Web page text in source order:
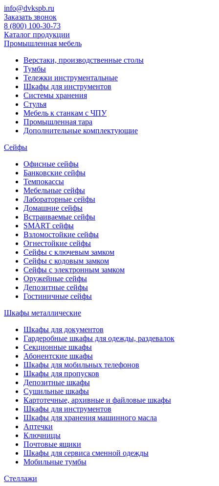
info@dvkspb.ru
Заказать звонок
8 (800) 100-30-73
Каталог продукции
Промышленная мебель
Верстаки, производственные столы
Тумбы
Тележки инструментальные
Шкафы для инструментов
Системы хранения
Стулья
Мебель к станкам с ЧПУ
Промышленная тара
Дополнительные комплектующие
Сейфы
Офисные сейфы
Банковские сейфы
Темпокассы
Мебельные сейфы
Лабораторные сейфы
Домашние сейфы
Встраиваемые сейфы
SMART сейфы
Взломостойкие сейфы
Огнестойкие сейфы
Сейфы с ключевым замком
Сейфы с кодовым замком
Сейфы с электронным замком
Оружейные сейфы
Депозитные сейфы
Гостиничные сейфы
Шкафы металлические
Шкафы для документов
Гардеробные шкафы для одежды, раздевалок
Секционные шкафы
Абонентские шкафы
Шкафы для мобильных телефонов
Шкафы для пропусков
Депозитные шкафы
Сушильные шкафы
Картотечные, архивные и файловые шкафы
Шкафы для инструментов
Шкафы для хранения машинного масла
Аптечки
Ключницы
Почтовые ящики
Шкафы для сервиса сменной одежды
Мобильные тумбы
Стеллажи